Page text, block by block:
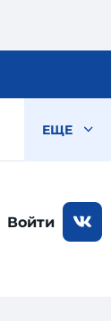
ЕЩЕ
Войти